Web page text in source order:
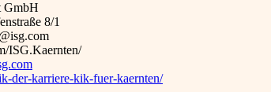
GmbH
8/1
ISG.Kaernten/
der-karriere-kik-fuer-kaernten/